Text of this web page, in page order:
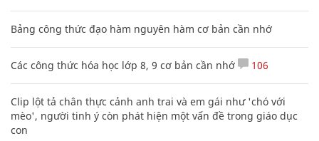
Bảng công thức đạo hàm nguyên hàm cơ bản cần nhớ
Các công thức hóa học lớp 8, 9 cơ bản cần nhớ 106
Clip lột tả chân thực cảnh anh trai và em gái như 'chó với
mèo', người tinh ý còn phát hiện một vấn đề trong giáo dục
con